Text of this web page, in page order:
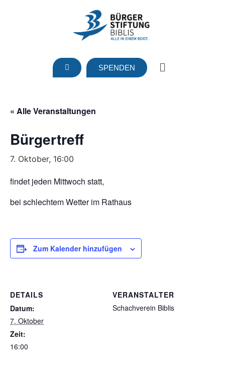
SPENDEN
« Alle Veranstaltungen
Bürgertreff
7. Oktober, 16:00
findet jeden Mittwoch statt,
bei schlechtem Wetter im Rathaus
Zum Kalender hinzufügen
DETAILS
Datum:
7. Oktober
Zeit:
16:00
VERANSTALTER
Schachverein Biblis